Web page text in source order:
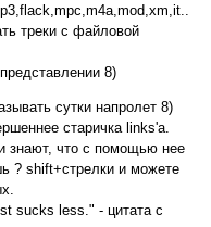
треки с файловой
8)
сутки напролет 8)
старичка links'a.
знают, что с помощью нее
? shift+стрелки и можете
sucks less." - цитата с